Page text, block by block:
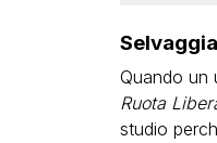
Quando un
Ruota
studio